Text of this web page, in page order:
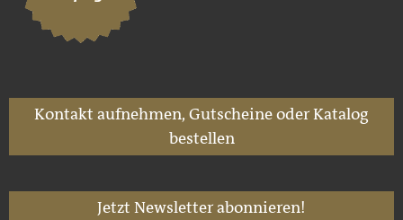
Kontakt aufnehmen, Gutscheine oder Katalog
bestellen
Jetzt Newsletter abonnieren!